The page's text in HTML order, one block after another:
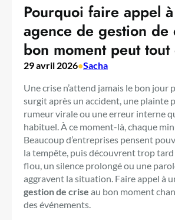
Pourquoi faire appel
agence de gestion de
bon moment peut
29 avril 2026•Sacha
Une crise n’attend jamais le bon jour
surgit après un accident, une plainte
rumeur virale ou une erreur interne
habituel. À ce moment-là, chaque
Beaucoup d’entreprises pensent
la tempête, puis découvrent trop tard
flou, un silence prolongé ou une
aggravent la situation. Faire appel à
gestion de crise au bon moment
des événements.